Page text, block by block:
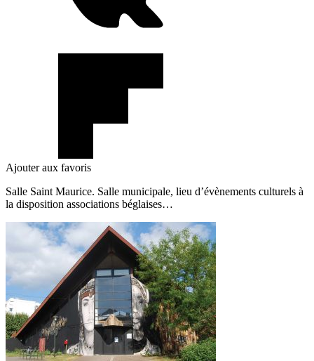
Ajouter aux favoris
Salle Saint Maurice. Salle municipale, lieu d’évènements culturels à
la disposition associations béglaises…